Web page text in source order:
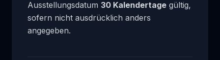
Ausstellungsdatum 30 Kalendertage gültig,
sofern nicht ausdrücklich anders
angegeben.